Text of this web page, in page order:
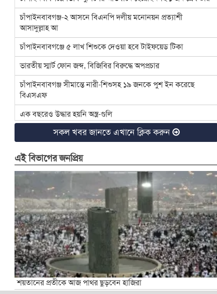
চাঁপাইনবাবগঞ্জ-২ আসনে বিএনপি দলীয় মনোনয়ন প্রত্যাশী
আসাদুল্লাহ আ
চাঁপাইনবাবগঞ্জে ৫ লাখ শিশুকে দেওয়া হবে টাইফয়েড টিকা
ভারতীয় স্মার্ট ফোন জব্দ, বিজিবির বিরুদ্ধে অপপ্রচার
চাঁপাইনবাবগঞ্জ সীমান্তে নারী-শিশুসহ ১৯ জনকে পুশ ইন করেছে
বিএসএফ
এক বছরেও উদ্ধার হয়নি অস্ত্র-গুলি
সন্তানের নাগরিকত্ব নিয়ে জটিলতার শঙ্কা
চাঁপাইনবাবগঞ্জে জামায়াতে যোগ দিলেন ২৫ জন সনাতন ধর্মাবলম্বী
চাঁপাইনবাবগঞ্জে বিটিসিএলের ৩৩ লাখ টাকা বকেয়া, মামলার সুপারিশ
৪ হত্যা মামলার আসামি ইউপি চেয়ারম্যান টিপু সাময়িক বরখাস্ত
চাঁপাইনবাবগঞ্জে ডেঙ্গু প্রতিরোধে মশক নিধন কার্যক্রম শুরু
রাষ্ট্রপতি ও প্রধান উপদেষ্টার সঙ্গে সেনাপ্রধানের সাক্ষাৎ
ইসির নির্বাচনী রোডম্যাপে যা থাকছে
বাংলাদেশ জাতীয় অন্ধ কল্যাণ সমিতি চাঁপাইনবাবগঞ্জ শাখার
নবনির্বাচিত
সকল খবর জানতে এখানে ক্লিক করুন
এই বিভাগের জনপ্রিয়
শয়তানের প্রতীকে আজ পাথর ছুড়বেন হাজিরা